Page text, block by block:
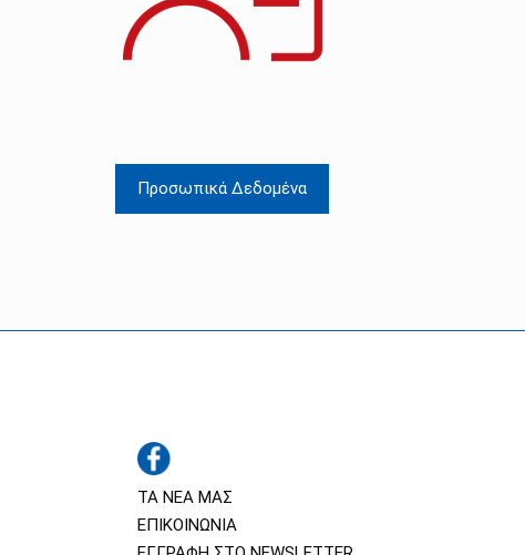
Προσωπικά Δεδομένα
ΤΑ ΝΕΑ ΜΑΣ
ΕΠΙΚΟΙΝΩΝΙΑ